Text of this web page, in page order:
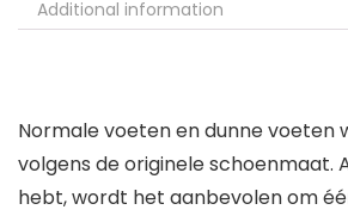
Additional information
Normale voeten en dunne voeten
volgens de originele schoenmaat.
hebt, wordt het aanbevolen om